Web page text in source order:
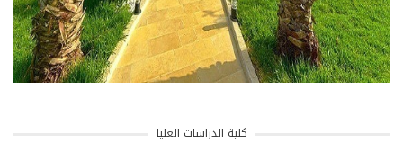
كلية الدراسات العليا